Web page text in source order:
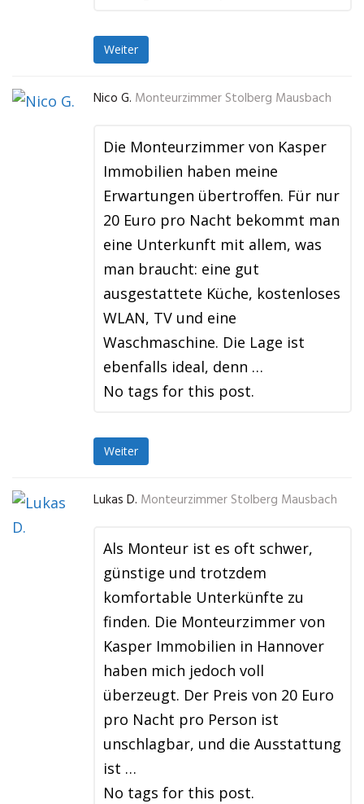
Weiter
Nico G. Monteurzimmer Stolberg Mausbach
Die Monteurzimmer von Kasper
Immobilien haben meine
Erwartungen übertroffen. Für nur
20 Euro pro Nacht bekommt man
eine Unterkunft mit allem, was
man braucht: eine gut
ausgestattete Küche, kostenloses
WLAN, TV und eine
Waschmaschine. Die Lage ist
ebenfalls ideal, denn …
No tags for this post.
Weiter
Lukas D. Monteurzimmer Stolberg Mausbach
Als Monteur ist es oft schwer,
günstige und trotzdem
komfortable Unterkünfte zu
finden. Die Monteurzimmer von
Kasper Immobilien in Hannover
haben mich jedoch voll
überzeugt. Der Preis von 20 Euro
pro Nacht pro Person ist
unschlagbar, und die Ausstattung
ist …
No tags for this post.